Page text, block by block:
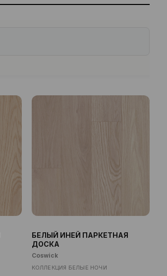
БЕЛЫЙ ИНЕЙ ПАРКЕТНАЯ
ДОСКА
Coswick
КОЛЛЕКЦИЯ БЕЛЫЕ НОЧИ